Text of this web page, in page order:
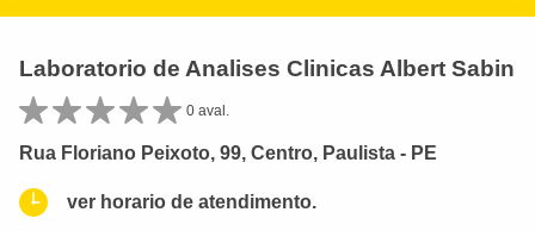
Laboratorio de Analises Clinicas Albert Sabin
0 aval.
Rua Floriano Peixoto, 99, Centro, Paulista - PE
ver horario de atendimento.